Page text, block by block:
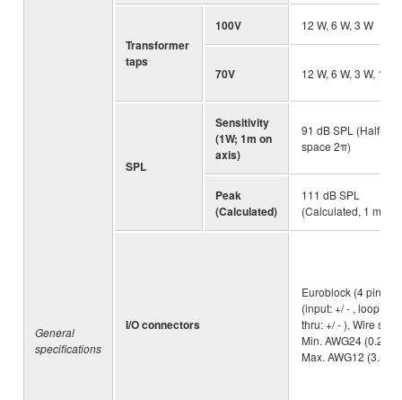
General
specifications
Transformer
taps
100V 12 W, 6 W, 3 W
70V 12 W, 6 W, 3 W, 1.5
SPL
Sensitivity
(1W; 1m on
axis)
91 dB SPL (Half-
space 2π)
Peak
(Calculated)
111 dB SPL
(Calculated, 1 m)
I/O connectors
Euroblock (4 pin) ×1
(input: +/ - , loop -
thru: +/ - ), Wire size :
Min. AWG24 (0.2
Max. AWG12 (3.5